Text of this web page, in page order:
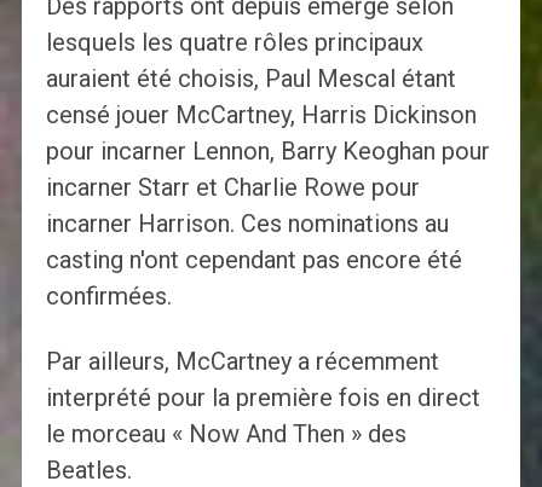
Des rapports ont depuis émergé selon
lesquels les quatre rôles principaux
auraient été choisis, Paul Mescal étant
censé jouer McCartney, Harris Dickinson
pour incarner Lennon, Barry Keoghan pour
incarner Starr et Charlie Rowe pour
incarner Harrison. Ces nominations au
casting n'ont cependant pas encore été
confirmées.
Par ailleurs, McCartney a récemment
interprété pour la première fois en direct
le morceau « Now And Then » des
Beatles.